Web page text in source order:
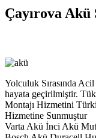
Çayırova Akü
Yolculuk Sırasında
hayata geçirilmiştir.
Montajı Hizmetini
Hizmetine Sunmuştur
Varta Akü İnci Akü